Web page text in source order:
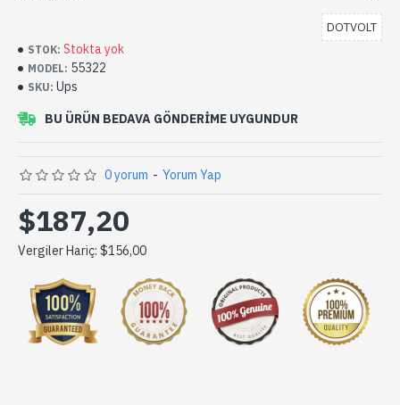
BU ÜRÜN BEDAVA GÖNDERIME UYGUNDUR
STOK: Stokta yok
MODEL: 55322
SKU: Ups
DOTVOLT
0 yorum - Yorum Yap
$187,20
Vergiler Hariç: $156,00